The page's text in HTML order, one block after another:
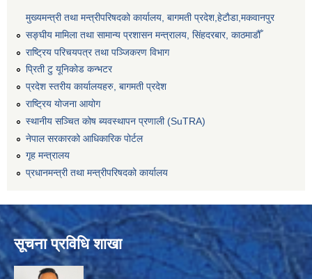
मुख्यमन्त्री तथा मन्त्रीपरिषदको कार्यालय, बागमती प्रदेश,हेटाैडा,मकवानपुर
सङ्‍घीय मामिला तथा सामान्य प्रशासन मन्त्रालय, सिंहदरबार, काठमाडौँ
राष्ट्रिय परिचयपत्र तथा पञ्जिकरण विभाग
प्रिती टु यूनिकोड कन्भटर
प्रदेश स्तरीय कार्यालयहरु, बागमती प्रदेश
राष्ट्रिय योजना आयोग
स्थानीय सञ्चित कोष ब्यवस्थापन प्रणाली (SuTRA)
नेपाल सरकारको आधिकारिक पोर्टल
गृह मन्त्रालय
प्रधानमन्त्री तथा मन्त्रीपरिषदको कार्यालय
सूचना प्रविधि शाखा